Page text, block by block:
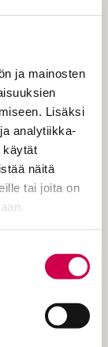
ja mainosten
Lisäksi
analytiikka-
käytät
näitä
tai joita on
Viina
jonne
tuolloin
– Minua